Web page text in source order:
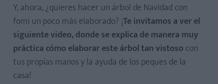
Y, ahora, ¿quieres hacer un árbol de Navidad con
fomi un poco más elaborado? ¡Te invitamos a ver el
siguiente video, donde se explica de manera muy
práctica cómo elaborar este árbol tan vistoso con
tus propias manos y la ayuda de los peques de la
casa!